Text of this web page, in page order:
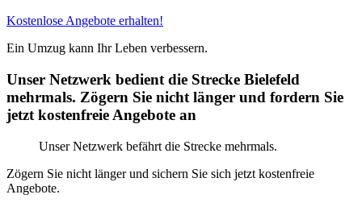
Kostenlose Angebote erhalten!
Ein Umzug kann Ihr Leben verbessern.
Unser Netzwerk bedient die Strecke Bielefeld
mehrmals. Zögern Sie nicht länger und fordern Sie
jetzt kostenfreie Angebote an
Unser Netzwerk befährt die Strecke mehrmals.
Zögern Sie nicht länger und sichern Sie sich jetzt kostenfreie
Angebote.